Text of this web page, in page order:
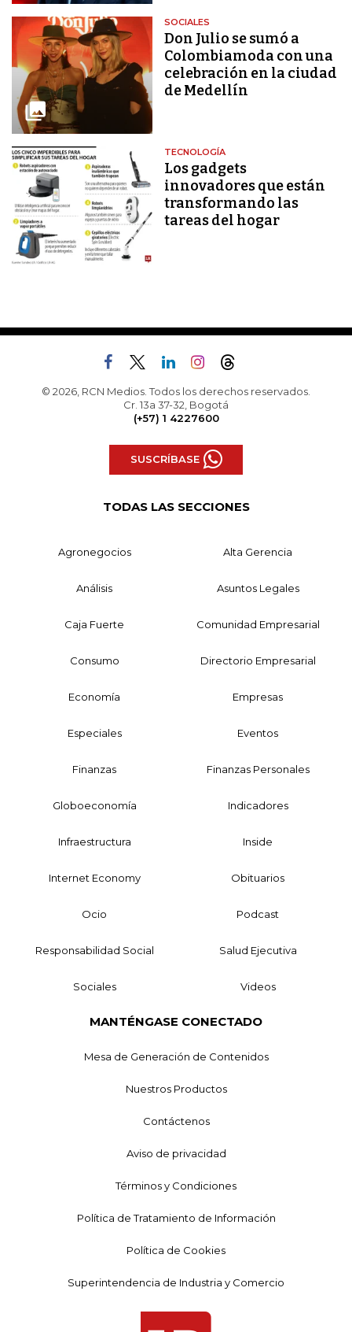
SOCIALES
Don Julio se sumó a
Colombiamoda con una
celebración en la ciudad
de Medellín
TECNOLOGÍA
Los gadgets
innovadores que están
transformando las
tareas del hogar
© 2026, RCN Medios. Todos los derechos reservados.
Cr. 13a 37-32, Bogotá
(+57) 1 4227600
SUSCRÍBASE
TODAS LAS SECCIONES
Agronegocios Alta Gerencia
Análisis Asuntos Legales
Caja Fuerte Comunidad Empresarial
Consumo Directorio Empresarial
Economía Empresas
Especiales Eventos
Finanzas Finanzas Personales
Globoeconomía Indicadores
Infraestructura Inside
Internet Economy Obituarios
Ocio Podcast
Responsabilidad Social Salud Ejecutiva
Sociales Videos
MANTÉNGASE CONECTADO
Mesa de Generación de Contenidos
Nuestros Productos
Contáctenos
Aviso de privacidad
Términos y Condiciones
Política de Tratamiento de Información
Política de Cookies
Superintendencia de Industria y Comercio